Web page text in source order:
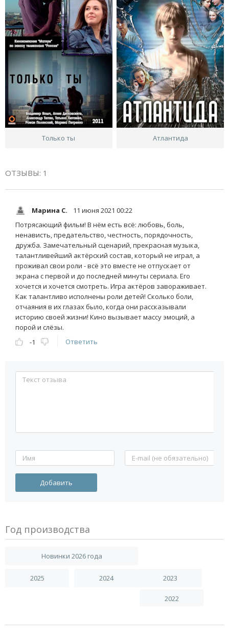
Только ты Атлантида
ОТЗЫВЫ: 1
Марина С.
11 июня 2021 00:22
Потрясающий фильм! В нём есть всё: любовь, боль,
ненависть, предательство, честность, порядочность,
дружба. Замечательный сценарий, прекрасная музыка,
талантливейший актёрский состав, который не играл, а
проживал свои роли - всё это вместе не отпускает от
экрана с первой и до последней минуты сериала. Его
хочется и хочется смотреть. Игра актёров завораживает.
Как талантливо исполнены роли детей! Сколько боли,
отчаяния в их глазах было, когда они рассказывали
историю своей жизни! Кино вызывает массу эмоций, а
порой и слёзы.
-1
Ответить
Год производства
Новинки 2026 года
2025 2024 2023
2022